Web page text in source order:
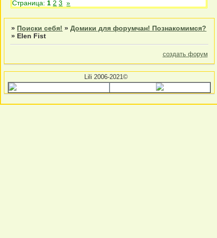
Страница:1 2 3 »
» Поиски себя! »Домики для форумчан! Познакомимся?
» Elen Fist
создать форум
Lili 2006-2021©